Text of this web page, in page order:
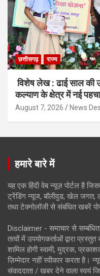
छत्तीसगढ़ राज्य
विशेष लेख : ढाई साल की
कल्याण के क्षेत्र में नई
August 7, 2026 News
हमारे बारे में
यह एक हिंदी वेब न्यूज़ पोर्टल है
ट्रेंडिंग न्यूज, बॉलीवुड, खेल जगत,
तथा टेक्नोलॉजी से संबंधित खबरें
Disclaimer - समाचार से
तत्वों में उपयोगकर्ताओं द्वारा
शामिल होगी स्वामी, मुद्रक,
ज़िम्मेदार नहीं स्वीकार करता है।
संवाददाता / खबर देने वाला स्वयं